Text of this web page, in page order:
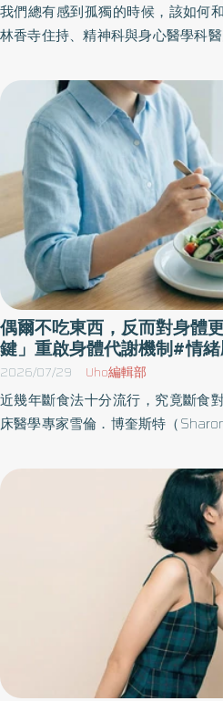
我們總有感到孤獨的時候，該如何
林香寺住持、精神科與身心醫學科
科學實證，歸納出一套「極簡身心
的大腦，終結焦慮內耗。以下為原書
偶爾不吃東西，反而對身體
鍵」重啟身體代謝機制#情
2026/07/29 Uho編輯部
近幾年斷食法十分流行，究竟斷食
床醫學專家雪倫．博奎斯特（
提供簡單易上手的實用方法，不論
食，還是疾病預防，都能帶給讀者